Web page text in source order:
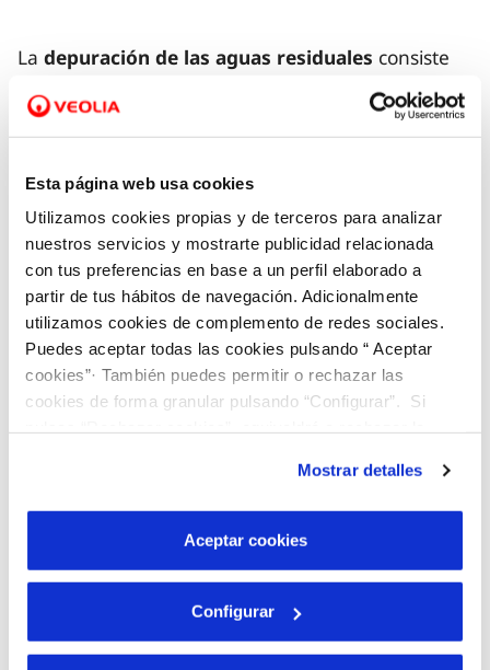
Esta página web usa cookies
Utilizamos cookies propias y de terceros para analizar
nuestros servicios y mostrarte publicidad relacionada
con tus preferencias en base a un perfil elaborado a
partir de tus hábitos de navegación. Adicionalmente
utilizamos cookies de complemento de redes sociales.
Puedes aceptar todas las cookies pulsando “ Aceptar
cookies”· También puedes permitir o rechazar las
cookies de forma granular pulsando “Configurar”. Si
son indispensables para que el sitio web funcione y que
por tanto no se pueden desactivar. Puedes consultar
más información en nuestraPolítica de Cookies
Mostrar detalles
Aceptar cookies
Configurar
La depuración de las aguas residuales consiste
en la eliminación de las impurezas del agua
utilizada. Este tratamiento lo llevamos a cabo en
(EDAR). Allí, las aguas son sometidas a un
conjunto de procesos para restituir las
características de calidad prevista antes de
devolverlas almedio ambiente en las mejores
condiciones.
Dentro del marco de la economía circular, tenemos
transformar progresivamente las
es decir, en instalaciones donde los residuos que
se generan devienen en recursos que permitan la
autosostenibilidad económica, social y ambiental
de estas infraestructuras.